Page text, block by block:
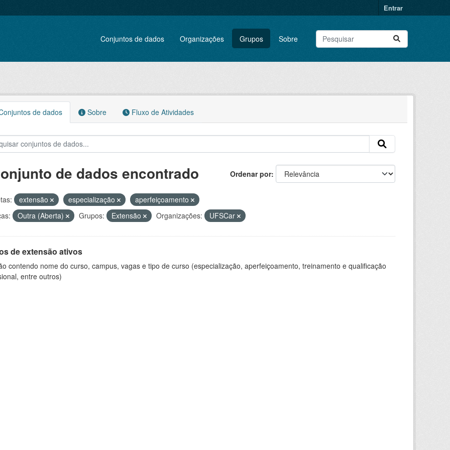
Entrar
Conjuntos de dados Organizações Grupos Sobre
de dados Sobre Fluxo de Atividades
Ordenar por
de dados encontrado
extensão especialização
aperfeiçoamento
Outra (Aberta) Grupos: Extensão Organizações: UFSCar
de extensão ativos
contendo nome do curso, campus, vagas e tipo de curso (especialização, aperfeiçoamento, treinamento e qualificação
entre outros)